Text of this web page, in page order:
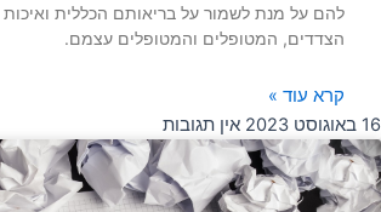
להם על מנת לשמור על בריאותם הכללית ואיכות
הצדדים, המטופלים והמטופלים עצמם.
קרא עוד »
16 באוגוסט 2023
אין תגובות